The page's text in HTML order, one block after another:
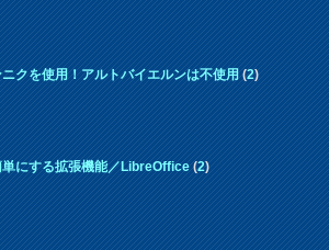
クを使用！アルトバイエルンは不使用(2)
にする拡張機能／LibreOffice(2)